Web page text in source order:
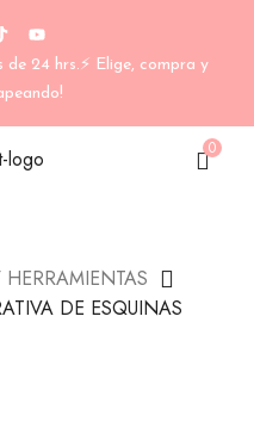
24 hrs.⚡ Elige, compra y
0
DE ESQUINAS